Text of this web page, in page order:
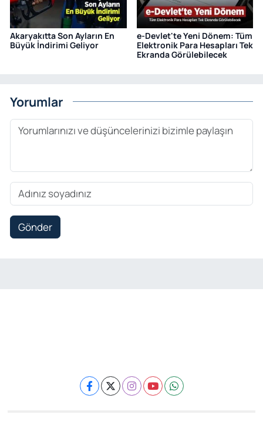
Akaryakıtta Son Ayların En
Büyük İndirimi Geliyor
e-Devlet'te Yeni Dönem: Tüm
Elektronik Para Hesapları Tek
Ekranda Görülebilecek
Yorumlar
Gönder